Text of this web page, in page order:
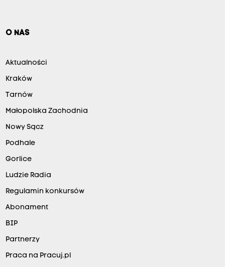
O NAS
Aktualności
Kraków
Tarnów
Małopolska Zachodnia
Nowy Sącz
Podhale
Gorlice
Ludzie Radia
Regulamin konkursów
Abonament
BIP
Partnerzy
Praca na Pracuj.pl